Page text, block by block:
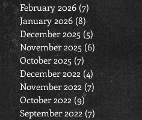
February 2026 (7) 7 posts
January 2026 (8) 8 posts
December 2025 (5)5 posts
November 2025 (6) 6 posts
October 2025 (7) 7 posts
December 2022 (4) 4 posts
November 2022 (7) 7 posts
October 2022 (9)9 posts
September 2022 (7) 7 posts